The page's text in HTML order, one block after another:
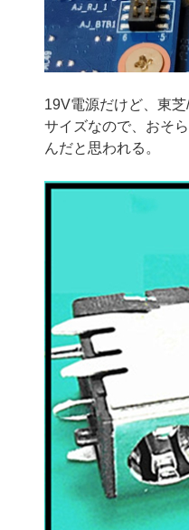
19V電源だけど、東
サイズなので、おそ
んだと思われる。